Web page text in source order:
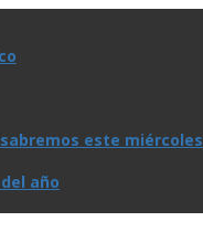
este miércoles
año